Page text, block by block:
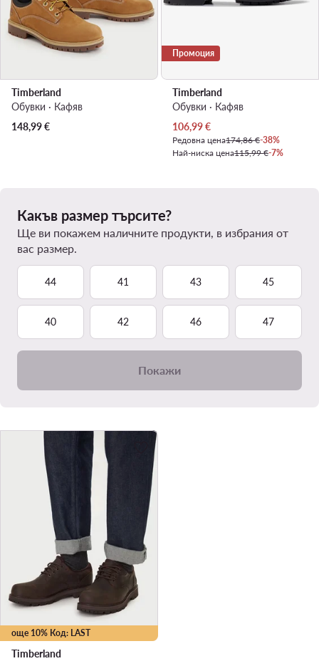
Timberland
Обувки · Кафяв
148,99€
Промоция
Timberland
Обувки · Кафяв
Актуална цена
106,99€
Редовна цена174,86 €-38%
Най-ниска цена115,99 €-7%
Какъв размер търсите?
Ще ви покажем наличните продукти, в избрания от
вас размер.
44 41 43 45
40 42 46 47
Покажи
още 10% Код: LAST
Timberland